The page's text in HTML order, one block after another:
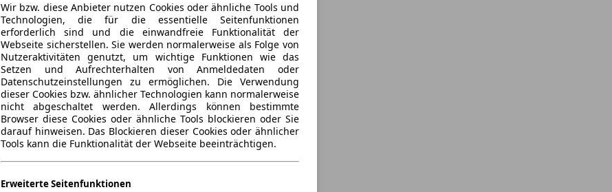
Wir bzw. diese Anbieter nutzen Cookies oder ähnliche Tools und
Technologien, die für die essentielle Seitenfunktionen
erforderlich sind und die einwandfreie Funktionalität der
Webseite sicherstellen. Sie werden normalerweise als Folge von
Nutzeraktivitäten genutzt, um wichtige Funktionen wie das
Setzen und Aufrechterhalten von Anmeldedaten oder
Datenschutzeinstellungen zu ermöglichen. Die Verwendung
dieser Cookies bzw. ähnlicher Technologien kann normalerweise
nicht abgeschaltet werden. Allerdings können bestimmte
Browser diese Cookies oder ähnliche Tools blockieren oder Sie
darauf hinweisen. Das Blockieren dieser Cookies oder ähnlicher
Tools kann die Funktionalität der Webseite beeinträchtigen.
Erweiterte Seitenfunktionen